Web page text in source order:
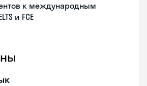
к международным
и FCE